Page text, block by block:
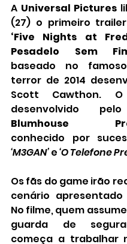
A Universal Pictures
‘Five Nights at
Pesadelo Sem
baseado no
terror de 2014
Scott Cawthon.
Blumhouse
‘M3GAN’ e ‘O Telefone
Os fãs do game irão
cenário
No filme, quem
guarda de
começa a trabalhar